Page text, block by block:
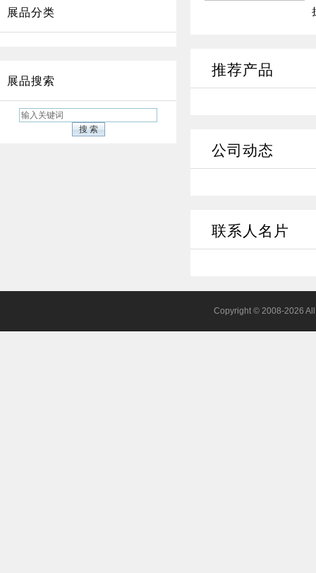
展品分类
展品搜索
推荐产品
公司动态
联系人名片
Copyright © 2008-2026